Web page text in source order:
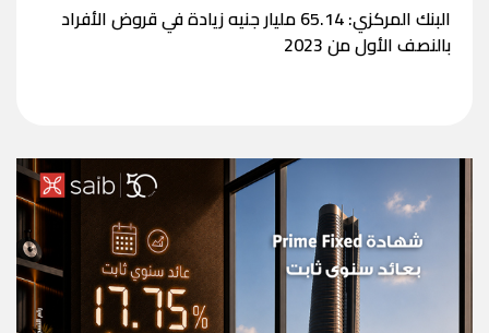
البنك المركزي: 65.14 مليار جنيه زيادة في قروض الأفراد
بالنصف الأول من 2023